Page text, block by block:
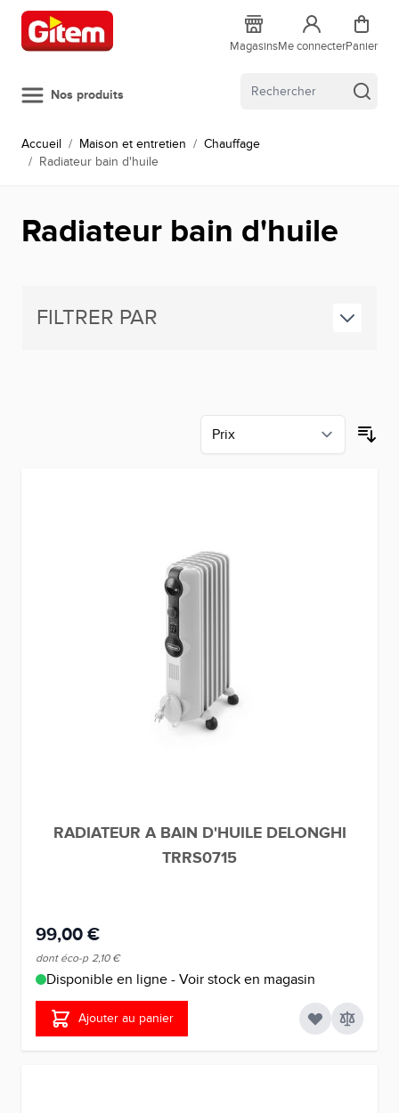
Allez au contenu
MagasinsMe connecterPanier
Nos produits
Accueil / Maison et entretien / Chauffage
/ Radiateur bain d'huile
Radiateur bain d'huile
FILTRER PAR
RADIATEUR A BAIN D'HUILE DELONGHI
TRRS0715
99,00 €
dont éco-p 2,10 €
Disponible en ligne - Voir stock en magasin
Ajouter au panier